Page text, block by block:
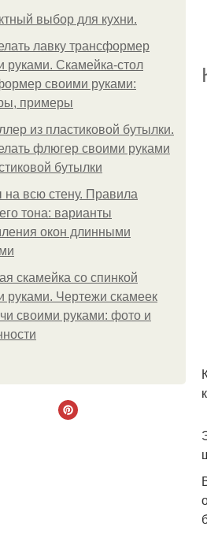
выбор для кухни.
лавку трансформер
руками. Скамейка-стол
своими руками:
примеры
из пластиковой бутылки.
флюгер своими руками
бутылки
всю стену. Правила
тона: варианты
окон длинными
скамейка со спинкой
руками. Чертежи скамеек
своими руками: фото и